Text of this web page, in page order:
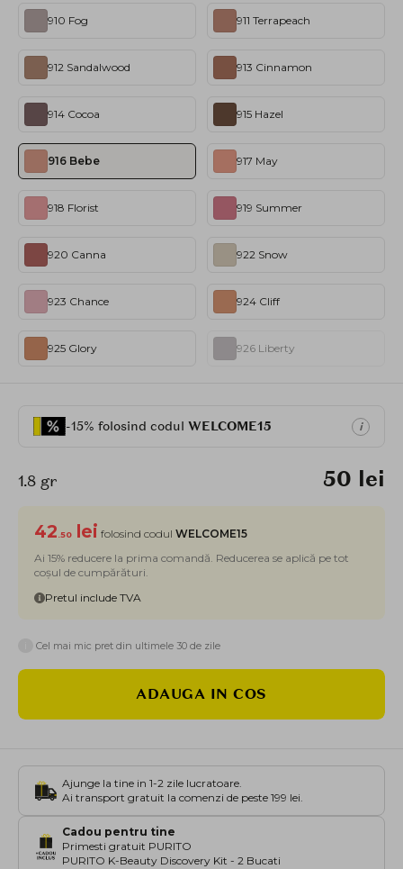
910 Fog 911 Terrapeach
912 Sandalwood 913 Cinnamon
914 Cocoa 915 Hazel
916 Bebe 917 May
918 Florist 919 Summer
920 Canna 922 Snow
923 Chance 924 Cliff
925 Glory 926 Liberty
-15% folosind codul WELCOME15 i
1.8 gr 50 lei
42.50 lei folosind codul WELCOME15
Ai 15% reducere la prima comandă. Reducerea se aplică pe tot
coșul de cumpărături.
Pretul include TVA
Cel mai mic pret din ultimele 30 de zile
ADAUGA IN COS
Ajunge la tine in 1-2 zile lucratoare.
Ai transport gratuit la comenzi de peste 199 lei.
Cadou pentru tine
Primesti gratuit PURITO
PURITO K-Beauty Discovery Kit - 2 Bucati